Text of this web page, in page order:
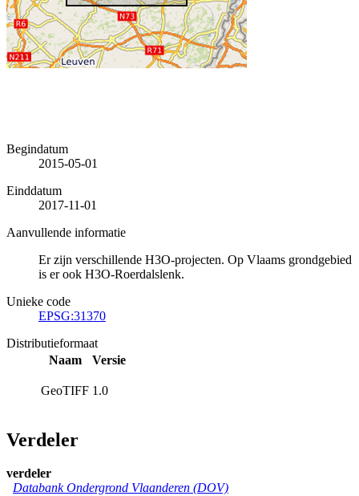
Begindatum
2015-05-01
Einddatum
2017-11-01
Aanvullende informatie
Er zijn verschillende H3O-projecten. Op Vlaams grondgebied
is er ook H3O-Roerdalslenk.
Unieke code
EPSG:31370
Distributieformaat
Naam
Versie
GeoTIFF 1.0
Verdeler
verdeler
Databank Ondergrond Vlaanderen (DOV)